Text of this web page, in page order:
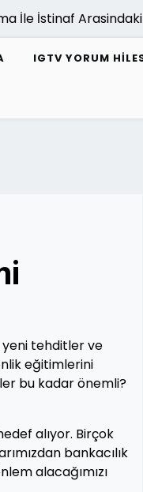
İle İstinaf Arasindaki
IGTV YORUM
yeni tehditler ve
eğitimlerini
bu kadar önemli?
alıyor. Birçok
bankacılık
alacağımızı